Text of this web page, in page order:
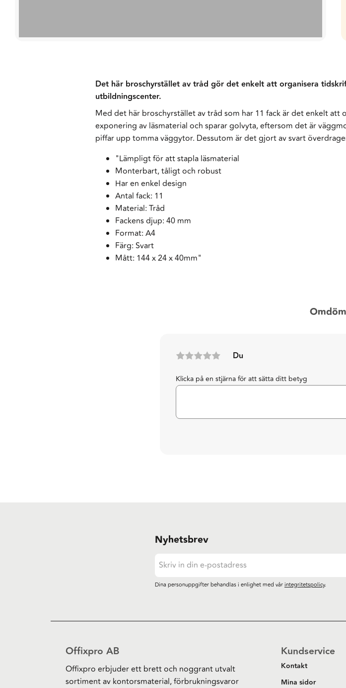
Det här broschyrstället av tråd gör det enkelt att organisera
utbildningscenter.
Med det här broschyrstället av tråd som har 11 fack är det enkelt
exponering av läsmaterial och sparar golvyta, eftersom det är
piffar upp tomma väggytor. Dessutom är det gjort av svart
"Lämpligt för att stapla läsmaterial
Monterbart, tåligt och robust
Har en enkel design
Antal fack: 11
Material: Tråd
Fackens djup: 40 mm
Format: A4
Färg: Svart
Mått: 144 x 24 x 40mm"
Du
Klicka på en stjärna för att sätta ditt betyg
Nyhetsbrev
Dina personuppgifter behandlas i enlighet med vårintegritetspolicy.
Offixpro AB
Offixpro erbjuder ett brett och noggrant utvalt
sortiment av kontorsmaterial, förbrukningsvaror
Kundservice
Kontakt
Mina sidor